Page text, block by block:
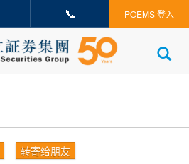
📞 POEMS 登入
转寄给朋友